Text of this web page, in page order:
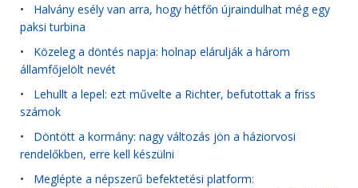
• Halvány esély van arra, hogy hétfőn újraindulhat még egy
paksi turbina
• Közeleg a döntés napja: holnap elárulják a három
államfőjelölt nevét
• Lehullt a lepel: ezt művelte a Richter, befutottak a friss
számok
• Döntött a kormány: nagy változás jön a háziorvosi
rendelőkben, erre kell készülni
• Meglépte a népszerű befektetési platform: